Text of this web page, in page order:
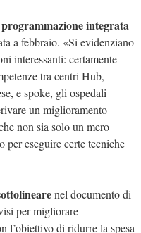
programmazione integrata
a febbraio. «Si evidenziano
interessanti: certamente
tra centri Hub,
e spoke, gli ospedali
un miglioramento
non sia solo un mero
per eseguire certe tecniche
nel documento di
per migliorare
l’obiettivo di ridurre la spesa